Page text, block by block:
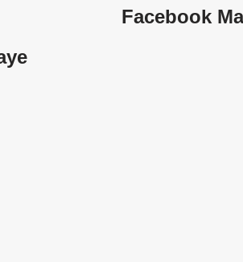
Facebook